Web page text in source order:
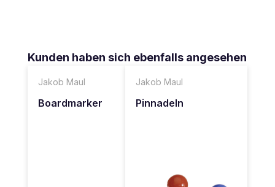
Produktgalerie überspringen
Kunden haben sich ebenfalls angesehen
Jakob Maul
Boardmarker
Jakob Maul
Pinnadeln